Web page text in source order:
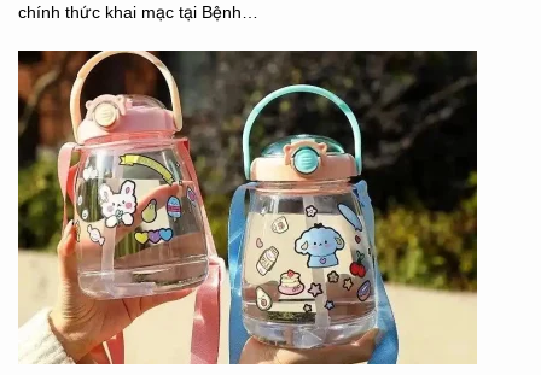
chính thức khai mạc tại Bệnh…